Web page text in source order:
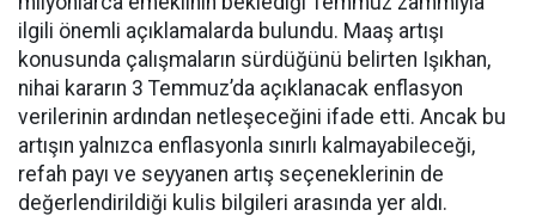
ilgili önemli açıklamalarda bulundu. Maaş artışı
konusunda çalışmaların sürdüğünü belirten Işıkhan,
nihai kararın 3 Temmuz’da açıklanacak enflasyon
verilerinin ardından netleşeceğini ifade etti. Ancak bu
artışın yalnızca enflasyonla sınırlı kalmayabileceği,
refah payı ve seyyanen artış seçeneklerinin de
değerlendirildiği kulis bilgileri arasında yer aldı.